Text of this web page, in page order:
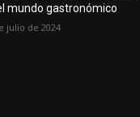
mundo gastronómico
julio de 2024